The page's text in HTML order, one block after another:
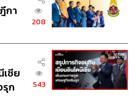
Yemen
Israel
Zelenskyy
กา
208
ซีย
รุก
543